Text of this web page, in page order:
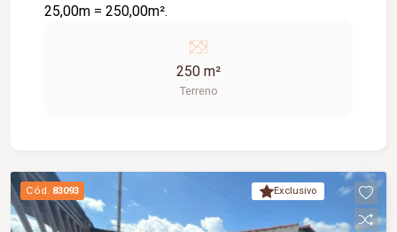
25,00m = 250,00m².
250 m²
Terreno
Exclusivo
Cód. 83093